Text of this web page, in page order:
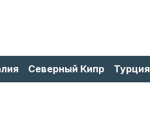
Северный Кипр Турция